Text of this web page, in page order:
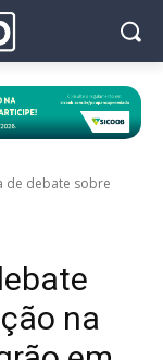
de debate sobre
na